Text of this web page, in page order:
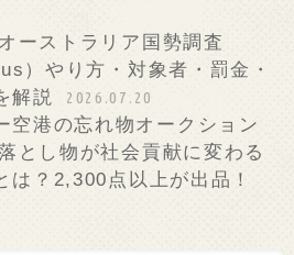
ーストラリア国勢調査
）やり方・対象者・罰金・
解説
2026.07.20
空港の忘れ物オークション
とし物が社会貢献に変わる
は？2,300点以上が出品！